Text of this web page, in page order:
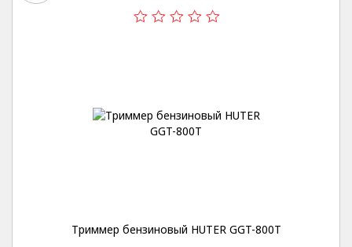
Триммер бензиновый HUTER GGT-800T